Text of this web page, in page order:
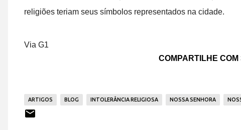
religiões teriam seus símbolos representados na cidade.
Via G1
COMPARTILHE COM
ARTIGOS BLOG INTOLERÂNCIA RELIGIOSA NOSSA SENHORA